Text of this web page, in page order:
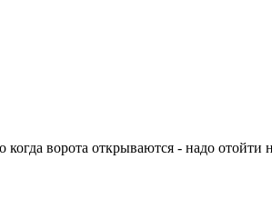
ворота открываются - надо отойти